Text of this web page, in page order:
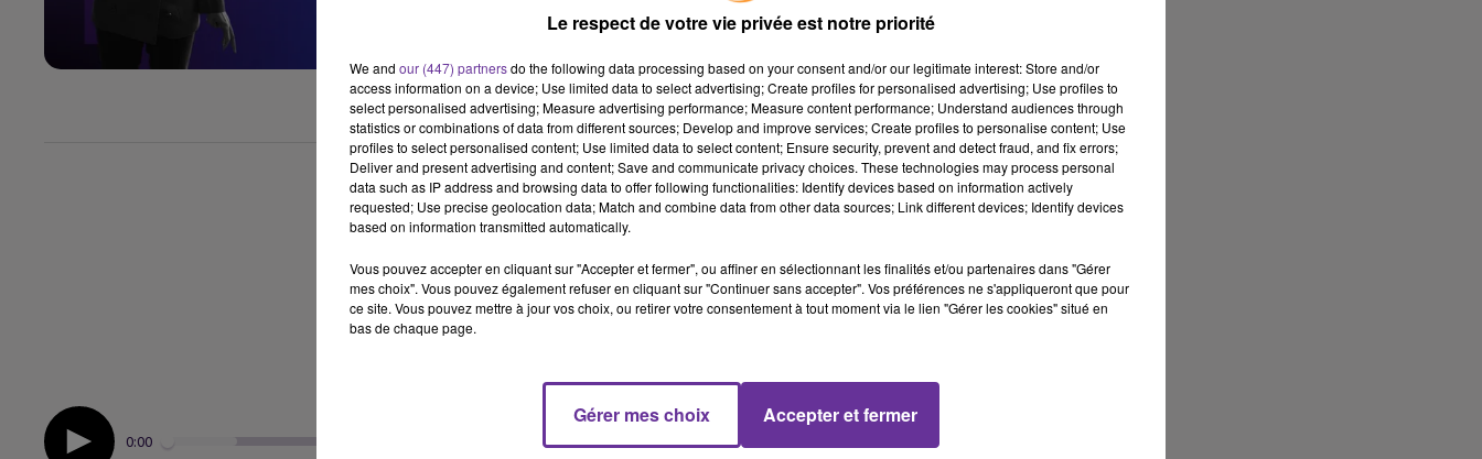
Anne-Claire Legendre était avant sa nomination à l’IMA
conseillère Afrique du Nord et Moyen-Orient à la cellule
diplomatique de l'Élysée.
Dans cette émission nous revenons sur le déplacement du
ministre de la Justice Gérald Darmanin ce lundi en Algérie. Sur le
rôle diplomatique de l'Institut du monde arabe dans la guerre au
Moyen-Orient. Nous reviendrons sur le grand concert de soutien
au Liban et aux Libanais organisé mercredi prochain sur le parvis
Dans cette émission spéciale, la présidente de l’Institut du monde
institut.
0:00 18 min 31 sec
Le respect de votre vie privée est notre priorité
We and our (447) partnersdo the following data processing based on your consent and/or our legitimate interest: Store and/or
access information on a device; Use limited data to select advertising; Create profiles for personalised advertising; Use profiles to
select personalised advertising; Measure advertising performance; Measure content performance; Understand audiences through
statistics or combinations of data from different sources; Develop and improve services; Create profiles to personalise content; Use
profiles to select personalised content; Use limited data to select content; Ensure security, prevent and detect fraud, and fix errors;
Deliver and present advertising and content; Save and communicate privacy choices. These technologies may process personal
data such as IP address and browsing data to offer following functionalities: Identify devices based on information actively
requested; Use precise geolocation data; Match and combine data from other data sources; Link different devices; Identify devices
based on information transmitted automatically.
Vous pouvez accepter en cliquant sur "Accepter et fermer", ou affiner en sélectionnant les finalités et/ou partenaires dans "Gérer
mes choix". Vous pouvez également refuser en cliquant sur "Continuer sans accepter". Vos préférences ne s'appliqueront que pour
ce site. Vous pouvez mettre à jour vos choix, ou retirer votre consentement à tout moment via le lien "Gérer les cookies" situé en
bas de chaque page.
Gérer mes choix Accepter et fermer